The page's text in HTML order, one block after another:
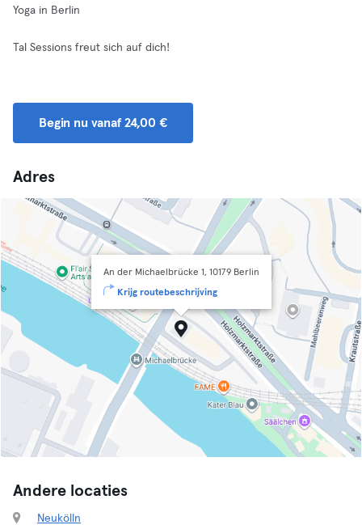
Yoga in Berlin
Tal Sessions freut sich auf dich!
Begin nu vanaf 24,00 €
Adres
An der Michaelbrücke 1, 10179 Berlin
Krijg routebeschrijving
Andere locaties
Neukölln